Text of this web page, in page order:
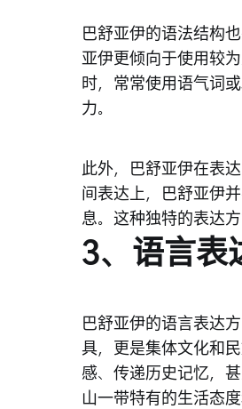
巴舒亚伊的语法结构
亚伊更倾向于使用较
时，常常使用语气词
力。
此外，巴舒亚伊在表
间表达上，巴舒亚伊
息。这种独特的表达
3、语言表
巴舒亚伊的语言表达
具，更是集体文化和
感、传递历史记忆，
山一带特有的生活态度